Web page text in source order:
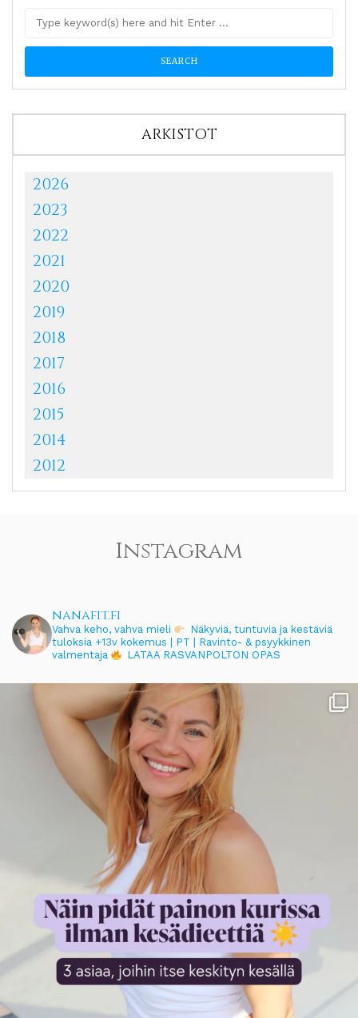
ARKISTOT
2026
2023
2022
2021
2020
2019
2018
2017
2016
2015
2014
2012
Instagram
nanafit.fi
Vahva keho, vahva mieli
Näkyviä, tuntuvia ja kestäviä
tuloksia +13v kokemus | PT | Ravinto- & psyykkinen
valmentaja
LATAA RASVANPOLTON OPAS